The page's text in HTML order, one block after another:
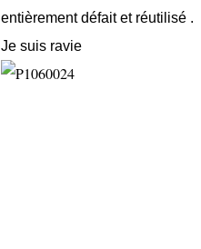
entièrement défait et réutilisé .
Je suis ravie